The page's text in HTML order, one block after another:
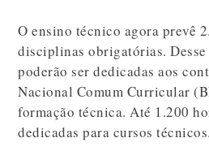
O ensino técnico agora prevê
disciplinas obrigatórias.
poderão ser dedicadas aos
Nacional Comum Curricular
formação técnica. Até 1.200
dedicadas para cursos técnicos.